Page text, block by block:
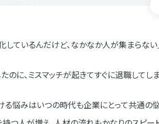
動の効率化
デックスのポイント解説付き！】採用サイト制作の流れ
しているんだけど、なかなか人が集まらない
たのに、ミスマッチが起きてすぐに退職してし
る悩みはいつの時代も企業にとって共通の